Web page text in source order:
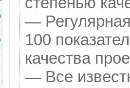
—
100
качества
— Все